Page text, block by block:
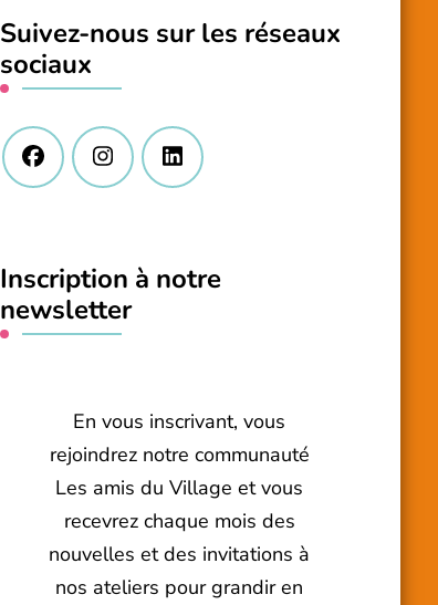
?
Suivez-nous sur les réseaux
sociaux
Inscription à notre
newsletter
En vous inscrivant, vous
rejoindrez notre communauté
Les amis du Village et vous
recevrez chaque mois des
nouvelles et des invitations à
nos ateliers pour grandir en